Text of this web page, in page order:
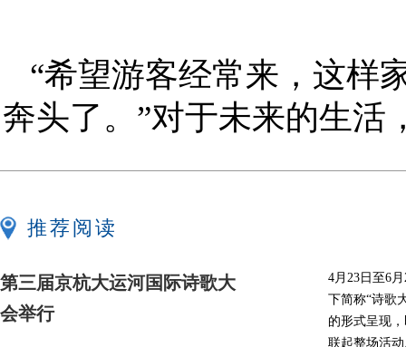
“希望游客经常来，这样
奔头了。”对于未来的生活
推荐阅读
第三届京杭大运河国际诗歌大
会举行
4月23日至6
下简称“诗歌
的形式呈现
联起整场活